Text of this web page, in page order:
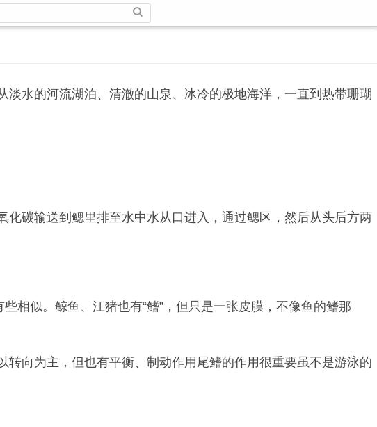
水的河流湖泊、清澈的山泉、冰冷的极地海洋，一直到热带珊瑚
碳输送到鳃里排至水中水从口进入，通过鳃区，然后从头后方两
相似。鲸鱼、江猪也有“鳍”，但只是一张皮膜，不像鱼的鳍那
向为主，但也有平衡、制动作用尾鳍的作用很重要虽不是游泳的